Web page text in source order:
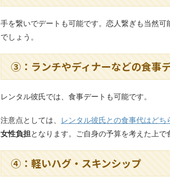
手を繋いでデートも可能です。恋人繋ぎも当然
でしょう。
③：ランチやディナーなどの食事
レンタル彼氏では、食事デートも可能です。
注意点としては、 レンタル彼氏との食事代はど
女性負担となります。ご自身の予算を考えた上で
④：軽いハグ・スキンシップ